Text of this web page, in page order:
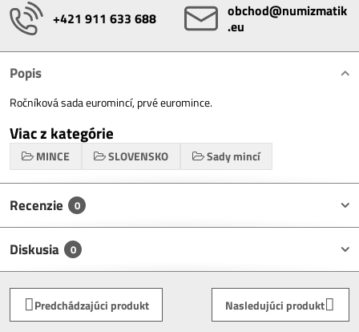
+421 911 633 688
obchod​@numizmatik​
.eu
Popis
Ročníková sada euromincí, prvé euromince.
Viac z kategórie
MINCE SLOVENSKO Sady mincí
Recenzie 0
Diskusia 0
Predchádzajúci produkt Nasledujúci produkt